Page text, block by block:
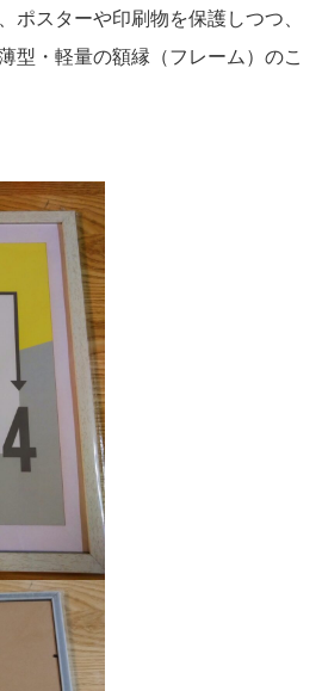
ポスターや印刷物を保護しつつ、
型・軽量の額縁（フレーム）のこ